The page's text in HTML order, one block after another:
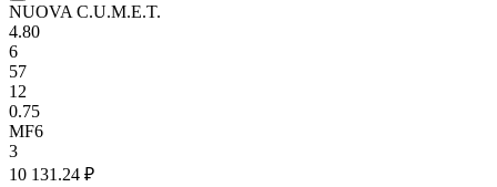
NUOVA C.U.M.E.T.
4.80
6
57
12
0.75
MF6
3
10 131.24 ₽